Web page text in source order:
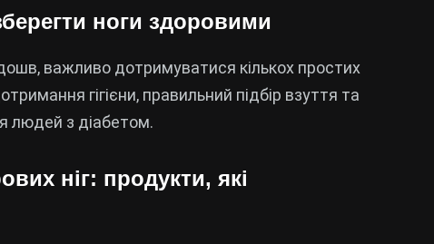
ноги здоровими
важливо дотримуватися кількох простих
гігієни, правильний підбір взуття та
людей з діабетом.
ніг: продукти, які